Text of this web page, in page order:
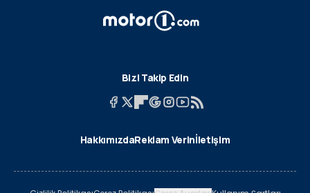
Bizi Takip Edin
HakkımızdaReklam Verinİletişim